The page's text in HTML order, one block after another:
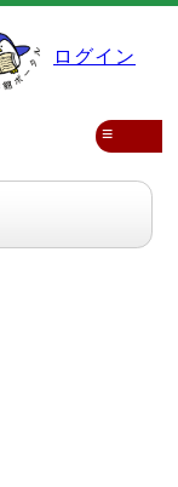
ログイン
≡